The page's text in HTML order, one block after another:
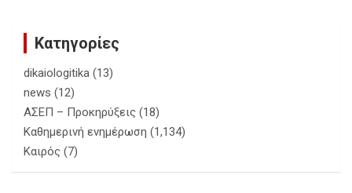
Κατηγορίες
dikaiologitika (13)
news (12)
ΑΣΕΠ – Προκηρύξεις (18)
Καθημερινή ενημέρωση (1,134)
Καιρός (7)